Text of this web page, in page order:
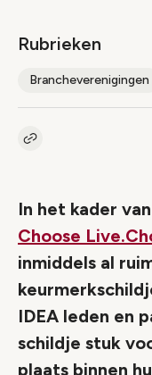
Rubrieken
Brancheverenigingen
Kopieer link naar
In het kader
Choose
inmiddels al
IDEA leden en
schildje stuk
plaats binnen